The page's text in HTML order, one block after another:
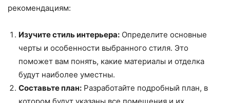
рекомендациям:
Изучите стиль интерьера: Определите основные
черты и особенности выбранного стиля. Это
поможет вам понять, какие материалы и отделка
будут наиболее уместны.
Составьте план: Разработайте подробный план, в